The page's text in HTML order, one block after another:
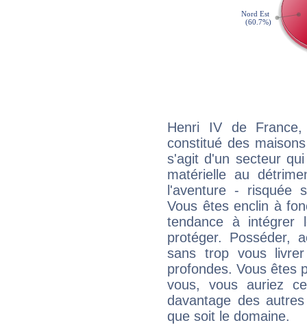
Henri IV de
constitué des
s'agit d'un secteur
matérielle au
l'aventure - risquée
Vous êtes enclin à
tendance à
protéger. Posséder,
sans trop vous
profondes. Vous êtes
vous, vous auriez
davantage des
que soit le domaine.